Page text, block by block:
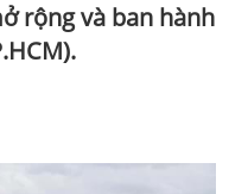
rộng và ban hành